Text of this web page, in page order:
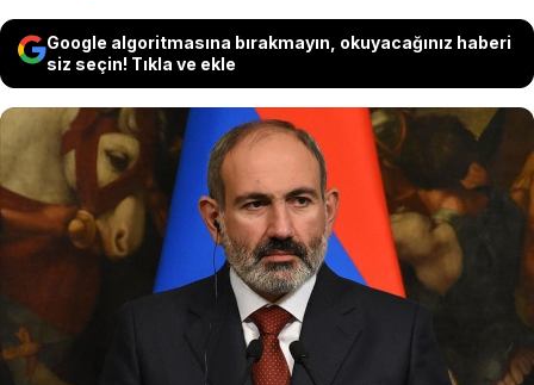
Google algoritmasına bırakmayın, okuyacağınız haberi
siz seçin! Tıkla ve ekle
Ermenistan Başbakanı Paşinyan,
ülkesinin AB'ye yakınlaşmaya hazır
olduğunu belirtti.